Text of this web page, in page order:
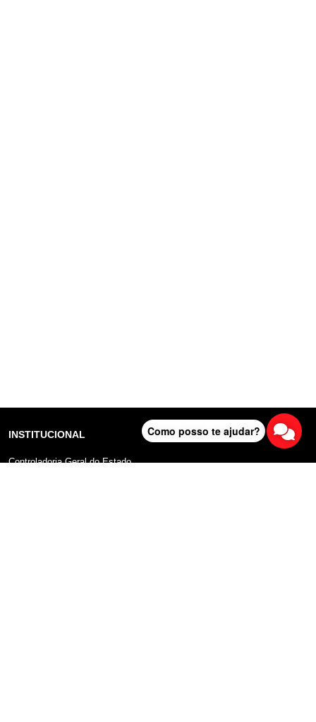
INSTITUCIONAL
Controladoria Geral do Estado
Como posso te ajudar?